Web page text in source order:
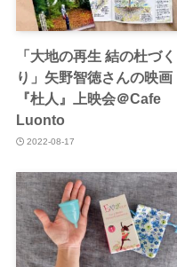
「大地の再生 結の杜づく
り」矢野智徳さんの映画
『杜人』上映会＠Cafe
Luonto
2022-08-17